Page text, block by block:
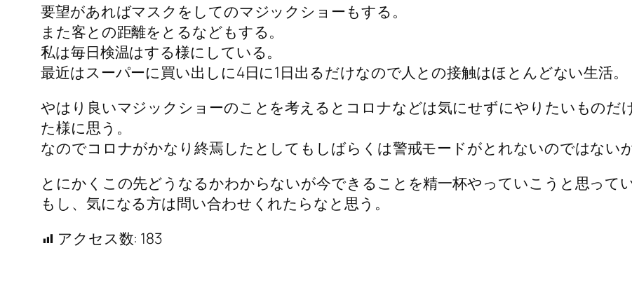
要望があればマスクをしてのマジックショーもする。
また客との距離をとるなどもする。
私は毎日検温はする様にしている。
最近はスーパーに買い出しに4日に1日出るだけなので人との接触はほとんどない生活。
やはり良いマジックショーのことを考えるとコロナなどは気にせずにやりたいものだ
た様に思う。
なのでコロナがかなり終焉したとしてもしばらくは警戒モードがとれないのではない
とにかくこの先どうなるかわからないが今できることを精一杯やっていこうと思ってい
もし、気になる方は問い合わせくれたらなと思う。
アクセス数: 183